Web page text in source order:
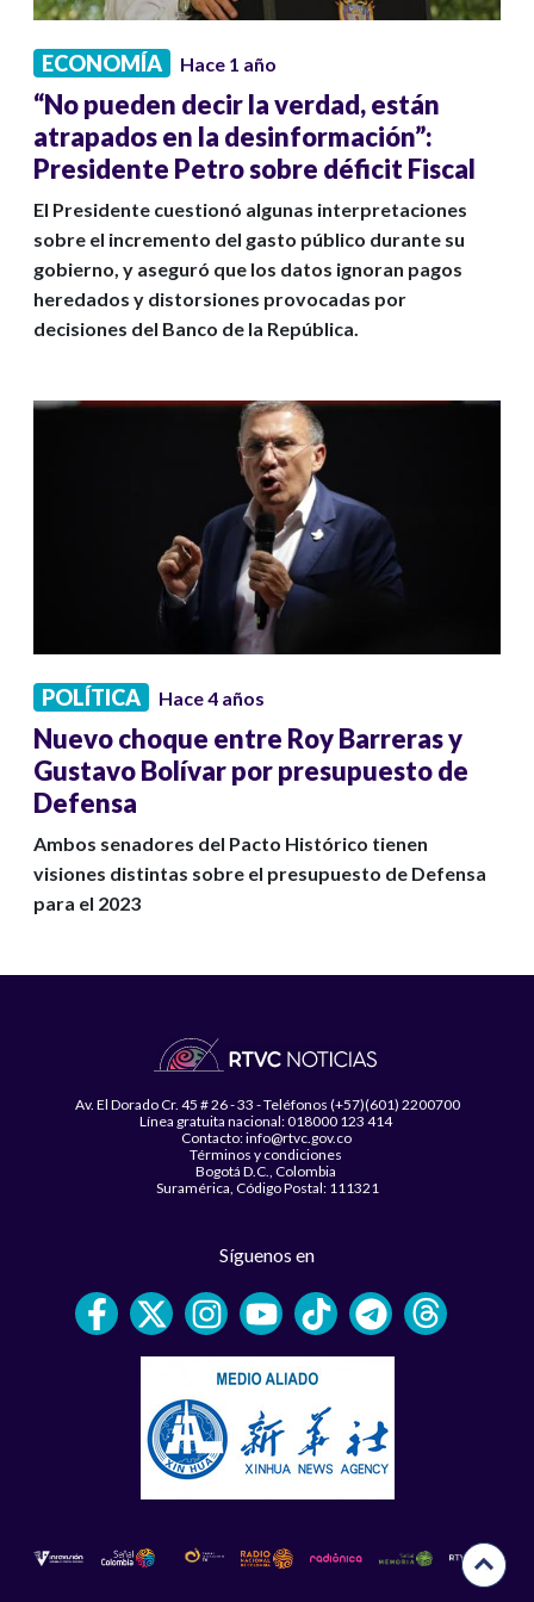
ECONOMÍA Hace 1 año
“No pueden decir la verdad, están
atrapados en la desinformación”:
Presidente Petro sobre déficit Fiscal
El Presidente cuestionó algunas interpretaciones
sobre el incremento del gasto público durante su
gobierno, y aseguró que los datos ignoran pagos
heredados y distorsiones provocadas por
decisiones del Banco de la República.
POLÍTICA Hace 4 años
Nuevo choque entre Roy Barreras y
Gustavo Bolívar por presupuesto de
Defensa
Ambos senadores del Pacto Histórico tienen
visiones distintas sobre el presupuesto de Defensa
para el 2023
Av. El Dorado Cr. 45 # 26 - 33 - Teléfonos (+57)(601) 2200700
Línea gratuita nacional: 018000 123 414
Contacto: info@rtvc.gov.co
Términos y condiciones
Bogotá D.C., Colombia
Suramérica, Código Postal: 111321
Síguenos en